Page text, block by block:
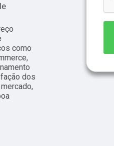
como
dos